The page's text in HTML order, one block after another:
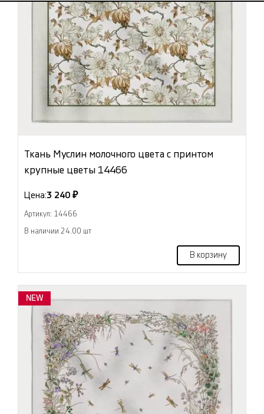
Ткань Муслин молочного цвета с принтом
крупные цветы 14466
Цена:3 240 ₽
Артикул: 14466
В наличии 24.00 шт
В корзину
NEW